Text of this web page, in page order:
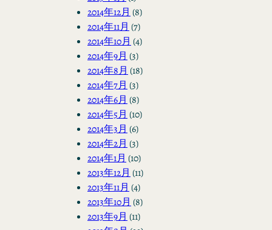
2014年12月 (8)
2014年11月 (7)
2014年10月 (4)
2014年9月 (3)
2014年8月 (18)
2014年7月 (3)
2014年6月 (8)
2014年5月 (10)
2014年3月 (6)
2014年2月 (3)
2014年1月 (10)
2013年12月 (11)
2013年11月 (4)
2013年10月 (8)
2013年9月 (11)